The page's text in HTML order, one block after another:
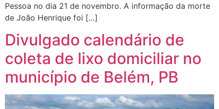
Pessoa no dia 21 de novembro. A informação da morte
de João Henrique foi […]
Divulgado calendário de
coleta de lixo domiciliar no
município de Belém, PB